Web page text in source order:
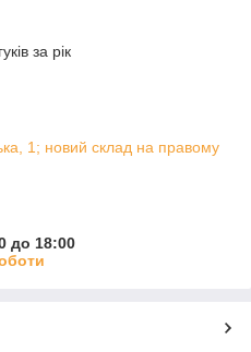
за рік
1; новий склад на правому
до 18:00